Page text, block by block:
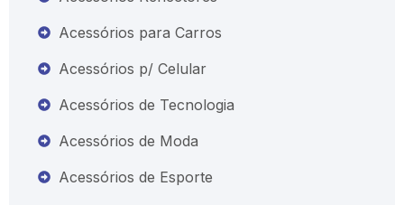
Acessórios para Carros
Acessórios p/ Celular
Acessórios de Tecnologia
Acessórios de Moda
Acessórios de Esporte